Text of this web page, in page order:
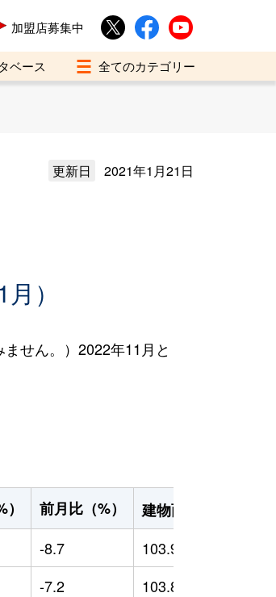
加盟店募集中
ベース
更新日 2021年1月21日
）
せん。）2022年11月と
前月比（%） 建物面積（m
-8.7 103.97
-7.2 103.86